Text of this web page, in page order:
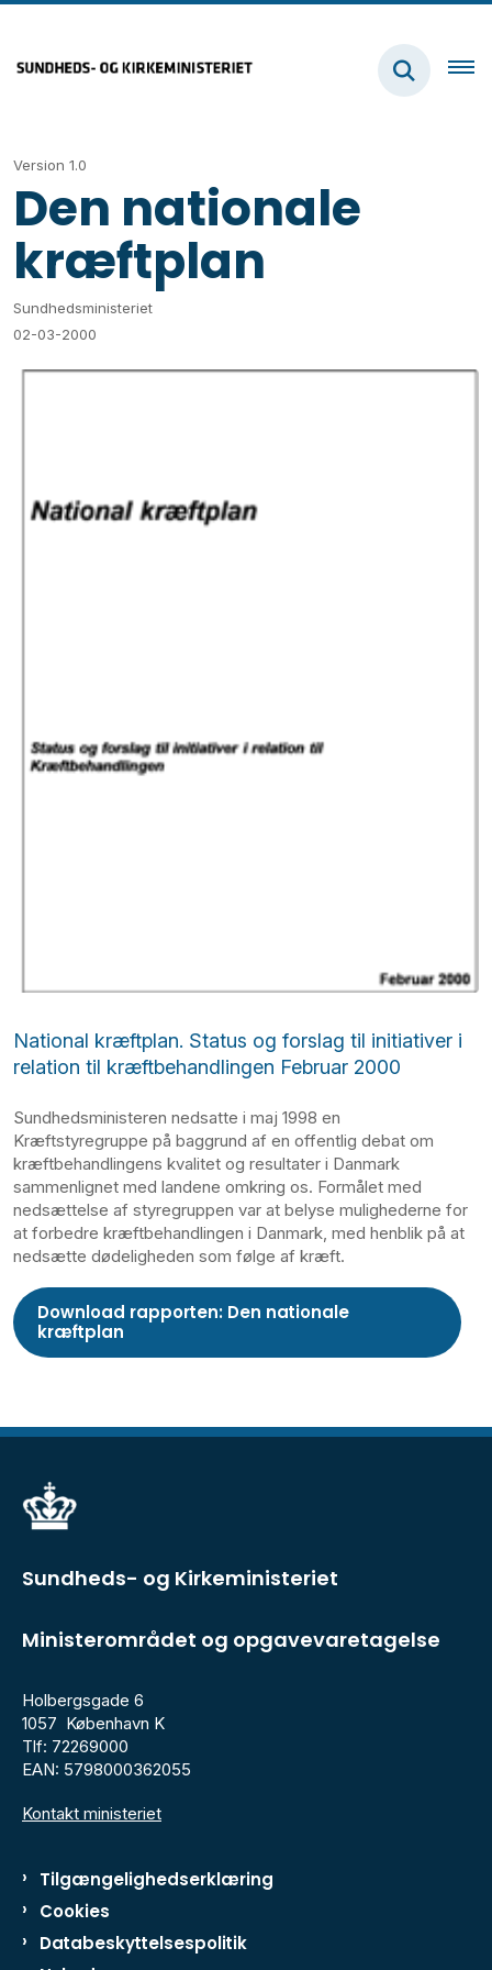
Version 1.0
Den nationale
kræftplan
Sundhedsministeriet
02-03-2000
National kræftplan. Status og forslag til initiativer i
relation til kræftbehandlingen Februar 2000
Sundhedsministeren nedsatte i maj 1998 en
Kræftstyregruppe på baggrund af en offentlig debat om
kræftbehandlingens kvalitet og resultater i Danmark
sammenlignet med landene omkring os. Formålet med
nedsættelse af styregruppen var at belyse mulighederne for
at forbedre kræftbehandlingen i Danmark, med henblik på at
nedsætte dødeligheden som følge af kræft.
Download rapporten: Den nationale
kræftplan
Sundheds- og Kirkeministeriet
Ministerområdet og opgavevaretagelse
Holbergsgade 6
1057 København K
Tlf: 72269000
EAN: 5798000362055
Kontakt ministeriet
Tilgængelighedserklæring
Cookies
Databeskyttelsespolitik